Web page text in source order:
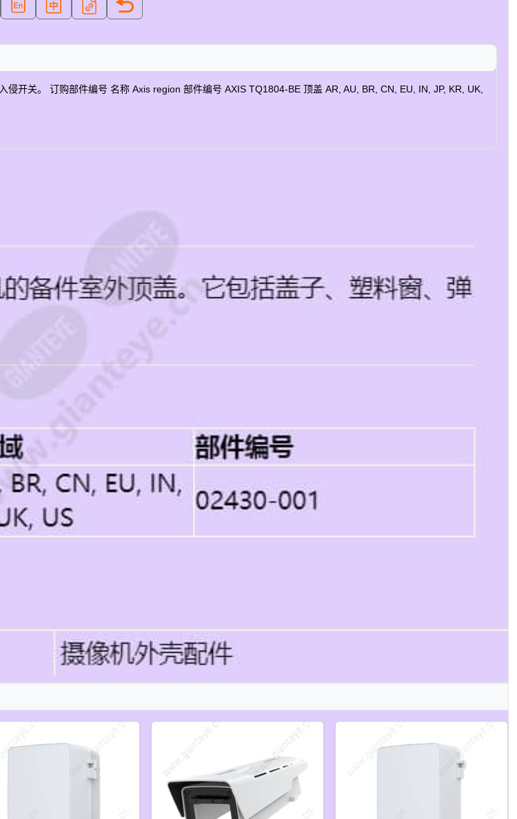
开关。 订购部件编号 名称 Axis region 部件编号 AXIS TQ1804-BE 顶盖 AR, AU, BR, CN, EU, IN, JP, KR, UK,